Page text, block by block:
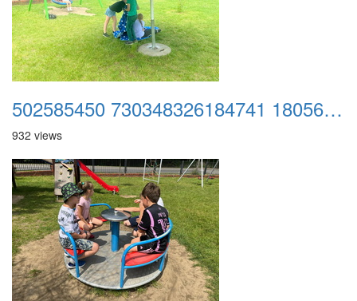
502585450 730348326184741 1805656556484050308 n
932 views